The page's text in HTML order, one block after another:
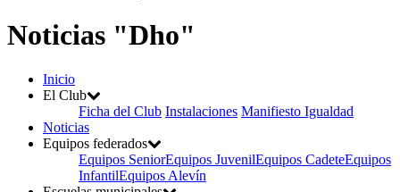
Noticias "Dho"
Inicio
El Club
Ficha del Club Instalaciones Manifiesto Igualdad
Noticias
Equipos federados
Equipos SeniorEquipos JuvenilEquipos CadeteEquipos
InfantilEquipos Alevín